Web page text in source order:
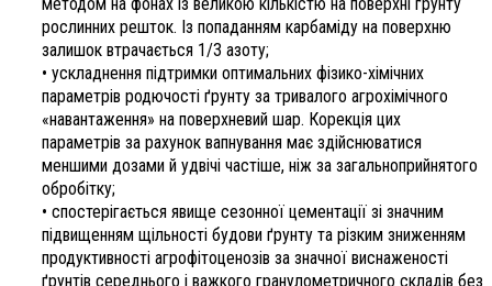
рослинних решток. Із попаданням карбаміду на поверхню
залишок втрачається 1/3 азоту;
• ускладнення підтримки оптимальних фізико-хімічних
параметрів родючості ґрунту за тривалого агрохімічного
«навантаження» на поверхневий шар. Корекція цих
параметрів за рахунок вапнування має здійснюватися
меншими дозами й удвічі частіше, ніж за загальноприйнятого
обробітку;
• спостерігається явище сезонної цементації зі значним
підвищенням щільності будови ґрунту та різким зниженням
продуктивності агрофітоценозів за значної виснаженості
ґрунтів середнього і важкого гранулометричного складів без